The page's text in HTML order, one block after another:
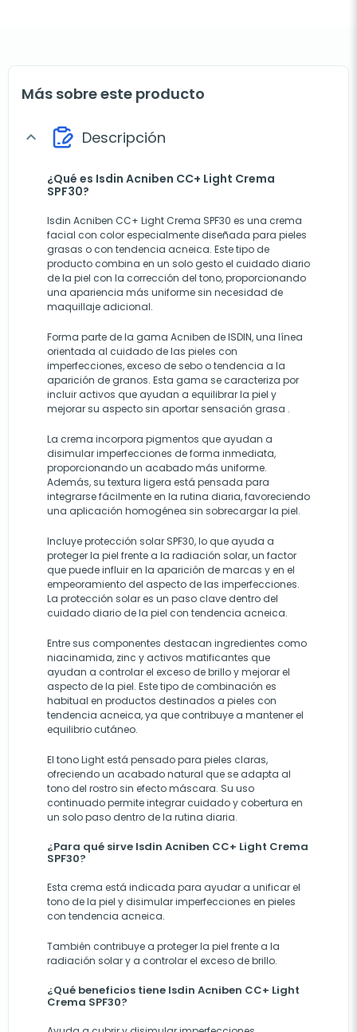
Más sobre este producto
expand_more Descripción
¿Qué es Isdin Acniben CC+ Light Crema
SPF30?
Isdin Acniben CC+ Light Crema SPF30 es una crema
facial con color especialmente diseñada para pieles
grasas o con tendencia acneica. Este tipo de
producto combina en un solo gesto el cuidado diario
de la piel con la corrección del tono, proporcionando
una apariencia más uniforme sin necesidad de
maquillaje adicional.
Forma parte de la gama Acniben de ISDIN, una línea
orientada al cuidado de las pieles con
imperfecciones, exceso de sebo o tendencia a la
aparición de granos. Esta gama se caracteriza por
incluir activos que ayudan a equilibrar la piel y
mejorar su aspecto sin aportar sensación grasa .
La crema incorpora pigmentos que ayudan a
disimular imperfecciones de forma inmediata,
proporcionando un acabado más uniforme.
Además, su textura ligera está pensada para
integrarse fácilmente en la rutina diaria, favoreciendo
una aplicación homogénea sin sobrecargar la piel.
Incluye protección solar SPF30, lo que ayuda a
proteger la piel frente a la radiación solar, un factor
que puede influir en la aparición de marcas y en el
empeoramiento del aspecto de las imperfecciones.
La protección solar es un paso clave dentro del
cuidado diario de la piel con tendencia acneica.
Entre sus componentes destacan ingredientes como
niacinamida, zinc y activos matificantes que
ayudan a controlar el exceso de brillo y mejorar el
aspecto de la piel. Este tipo de combinación es
habitual en productos destinados a pieles con
tendencia acneica, ya que contribuye a mantener el
equilibrio cutáneo.
El tono Light está pensado para pieles claras,
ofreciendo un acabado natural que se adapta al
tono del rostro sin efecto máscara. Su uso
continuado permite integrar cuidado y cobertura en
un solo paso dentro de la rutina diaria.
¿Para qué sirve Isdin Acniben CC+ Light Crema
SPF30?
Esta crema está indicada para ayudar a unificar el
tono de la piel y disimular imperfecciones en pieles
con tendencia acneica.
También contribuye a proteger la piel frente a la
radiación solar y a controlar el exceso de brillo.
¿Qué beneficios tiene Isdin Acniben CC+ Light
Crema SPF30?